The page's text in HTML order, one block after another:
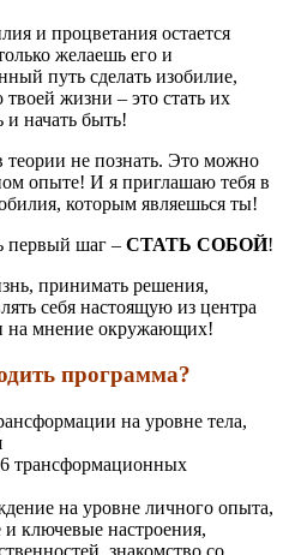
и процветания остается
желаешь его и
путь сделать изобилие,
твоей жизни – это стать их
и начать быть!
теории не познать. Это можно
опыте! И я приглашаю тебя в
которым являешься ты!
первый шаг – СТАТЬ СОБОЙ!
принимать решения,
себя настоящую из центра
на мнение окружающих!
программа?
на уровне тела,
трансформационных
на уровне личного опыта,
ключевые настроения,
знакомство со